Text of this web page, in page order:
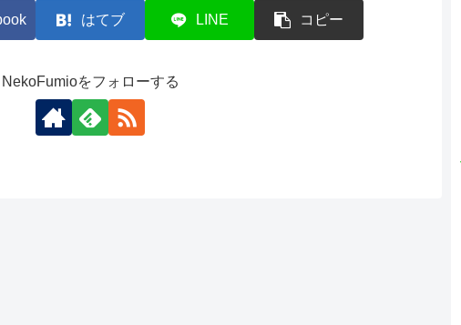
はてブ LINE コピー
NekoFumioをフォローする